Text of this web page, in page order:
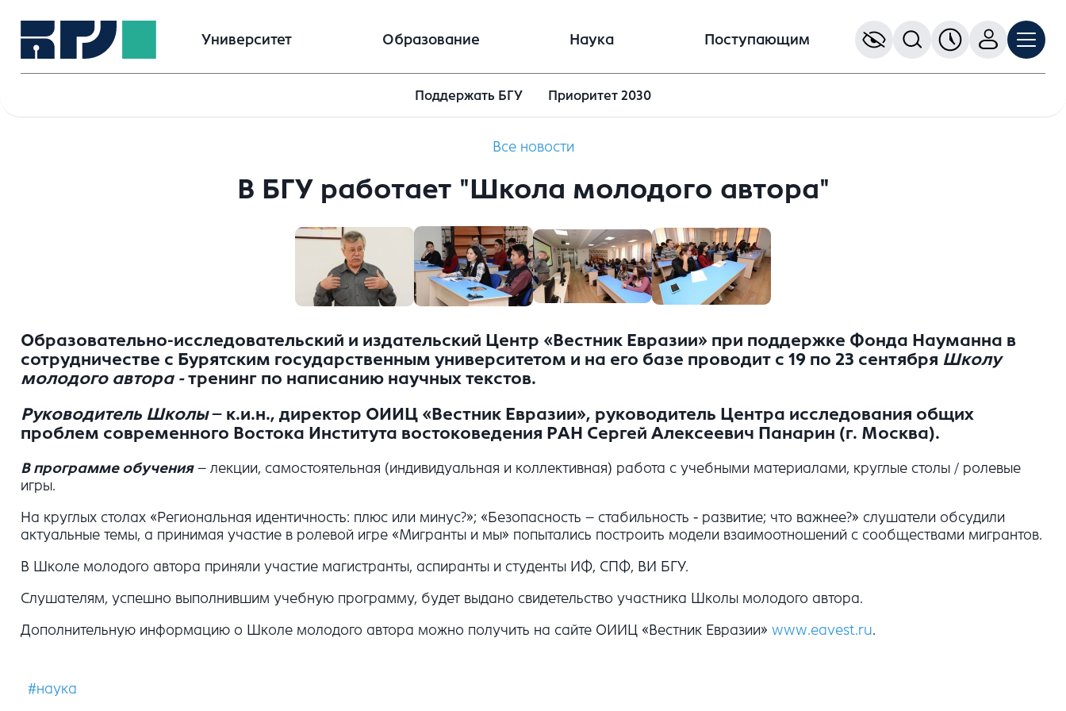
Университет Образование Наука Поступающим
Поддержать БГУ Приоритет 2030
Все новости
В БГУ работает "Школа молодого автора"
Образовательно-исследовательский и издательский Центр «Вестник Евра­зии» при поддержке Фонда Науманна в
сотрудничестве с Бурятским государственным университетом и на его базе проводит с 19 по 23 сентября Школу
молодого автора -тренинг по написанию научных текстов.
Руководитель Школы– к.и.н., директор ОИИЦ «Вестник Евразии», руководитель Центра исследования общих
проблем современного Востока Института востоковедения РАН Сергей Алексеевич Панарин (г. Москва).
В программе обучения– лекции, самостоятельная (индивидуальная и коллективная) работа с учебными материалами, круглые столы / ролевые
игры.
На круглых столах «Региональная идентичность: плюс или минус?»; «Безопасность – стабильность - развитие; что важнее?» слушатели обсудили
актуальные темы, а принимая участие в ролевой игре «Мигранты и мы» попытались построить модели взаимоотношений с сообществами мигрантов.
В Школе молодого автора приняли участие магистранты, аспиранты и студенты ИФ, СПФ, ВИ БГУ.
Слушателям, успешно выполнившим учебную программу, будет выдано свидетельство участника Школы молодого автора.
Дополнительную информацию о Школе молодого автора можно получить на сайте ОИИЦ «Вестник Евразии» www.eavest.ru.
#наука